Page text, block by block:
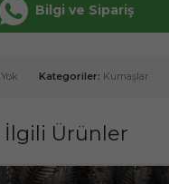
Bilgi ve Sipariş
Yok Kategoriler: Kumaşlar
İlgili Ürünler